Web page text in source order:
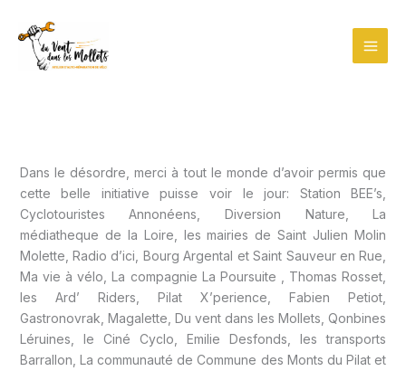
contenu
Dans le désordre, merci à tout le monde d’avoir permis que
cette belle initiative puisse voir le jour: Station BEE’s,
Cyclotouristes Annonéens, Diversion Nature, La
médiatheque de la Loire, les mairies de Saint Julien Molin
Molette, Radio d’ici, Bourg Argental et Saint Sauveur en Rue,
Ma vie à vélo, La compagnie La Poursuite , Thomas Rosset,
les Ard’ Riders, Pilat X’perience, Fabien Petiot,
Gastronovrak, Magalette, Du vent dans les Mollets, Qonbines
Léruines, le Ciné Cyclo, Emilie Desfonds, les transports
Barrallon, La communauté de Commune des Monts du Pilat et